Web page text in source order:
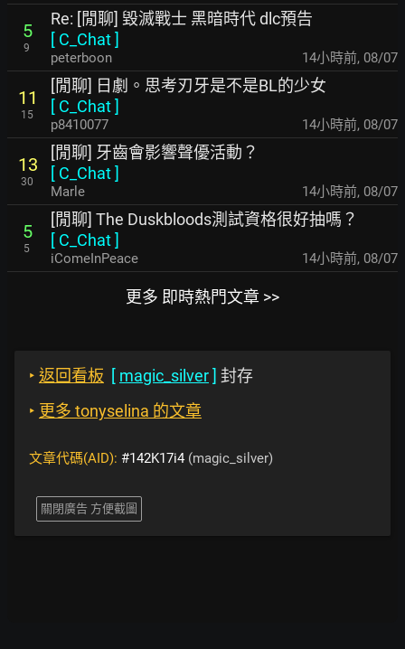
5
9
Re: [閒聊] 毀滅戰士 黑暗時代 dlc預告
[ C_Chat]
peterboon 14小時前, 08/07
11
15
[閒聊] 日劇。思考刃牙是不是BL的少女
[ C_Chat]
p8410077 14小時前, 08/07
13
30
[閒聊] 牙齒會影響聲優活動？
[ C_Chat]
Marle 14小時前, 08/07
5
5
[閒聊] The Duskbloods測試資格很好抽嗎？
[ C_Chat]
iComeInPeace 14小時前, 08/07
更多 即時熱門文章 >>
‣ 返回看板 [ magic_silver] 封存
‣ 更多 tonyselina 的文章
文章代碼(AID): #142K17i4 (magic_silver)
關閉廣告 方便截圖